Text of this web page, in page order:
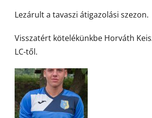
Lezárult a tavaszi átigazolási szezon.
Visszatért kötelékünkbe Horváth
LC-től.